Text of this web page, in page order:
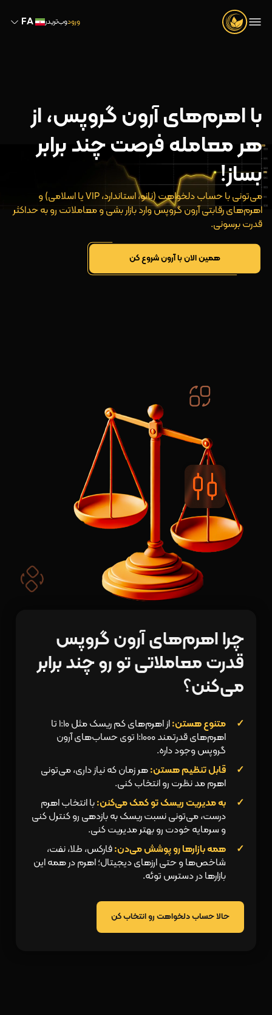
ورودوب‌تریدر
با اهرم‌های آرون گروپس، از
هر معامله فرصت چند برابر
بساز!
می‌تونی با حساب دلخواهت (نانو، استاندارد، VIP یا اسلامی) و
اهرم‌های رقابتی آرون گروپس وارد بازار بشی و معاملاتت رو به حداکثر
قدرت برسونی.
همین الان با آرون شروع کن
چرا اهرم‌‌های آرون گروپس
قدرت معاملاتی تو رو چند برابر
می‌کنن؟
متنوع هستن:
از اهرم‌های کم‌ ریسک مثل 1:10 تا
اهرم‌های قدرتمند 1:1000 توی حساب‌های آرون
گروپس وجود داره.
قابل تنظیم هستن:هر زمان که نیاز داری، می‌تونی
اهرم مد نظرت رو انتخاب کنی.
به مدیریت ریسک تو کمک می‌کنن:با انتخاب اهرم
درست، می‌تونی نسبت ریسک به بازدهی رو کنترل کنی
و سرمایه‌ خودت رو بهتر مدیریت کنی.
همه بازارها رو پوشش می‌دن:فارکس، طلا، نفت،
شاخص‌ها و حتی ارزهای دیجیتال؛ اهرم در همه این
بازارها در دسترس توئه.
حالا حساب دلخواهت رو انتخاب کن